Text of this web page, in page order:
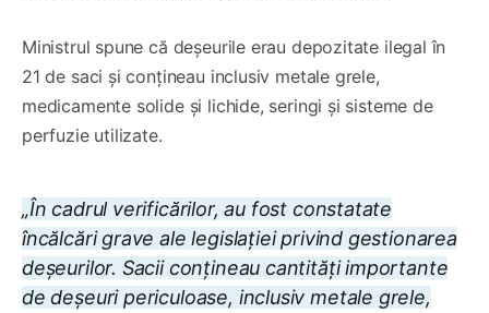
Ministrul spune că deșeurile erau depozitate ilegal în
21 de saci și conțineau inclusiv metale grele,
medicamente solide și lichide, seringi și sisteme de
perfuzie utilizate.
„În cadrul verificărilor, au fost constatate
încălcări grave ale legislației privind gestionarea
deșeurilor. Sacii conțineau cantități importante
de deșeuri periculoase, inclusiv metale grele,